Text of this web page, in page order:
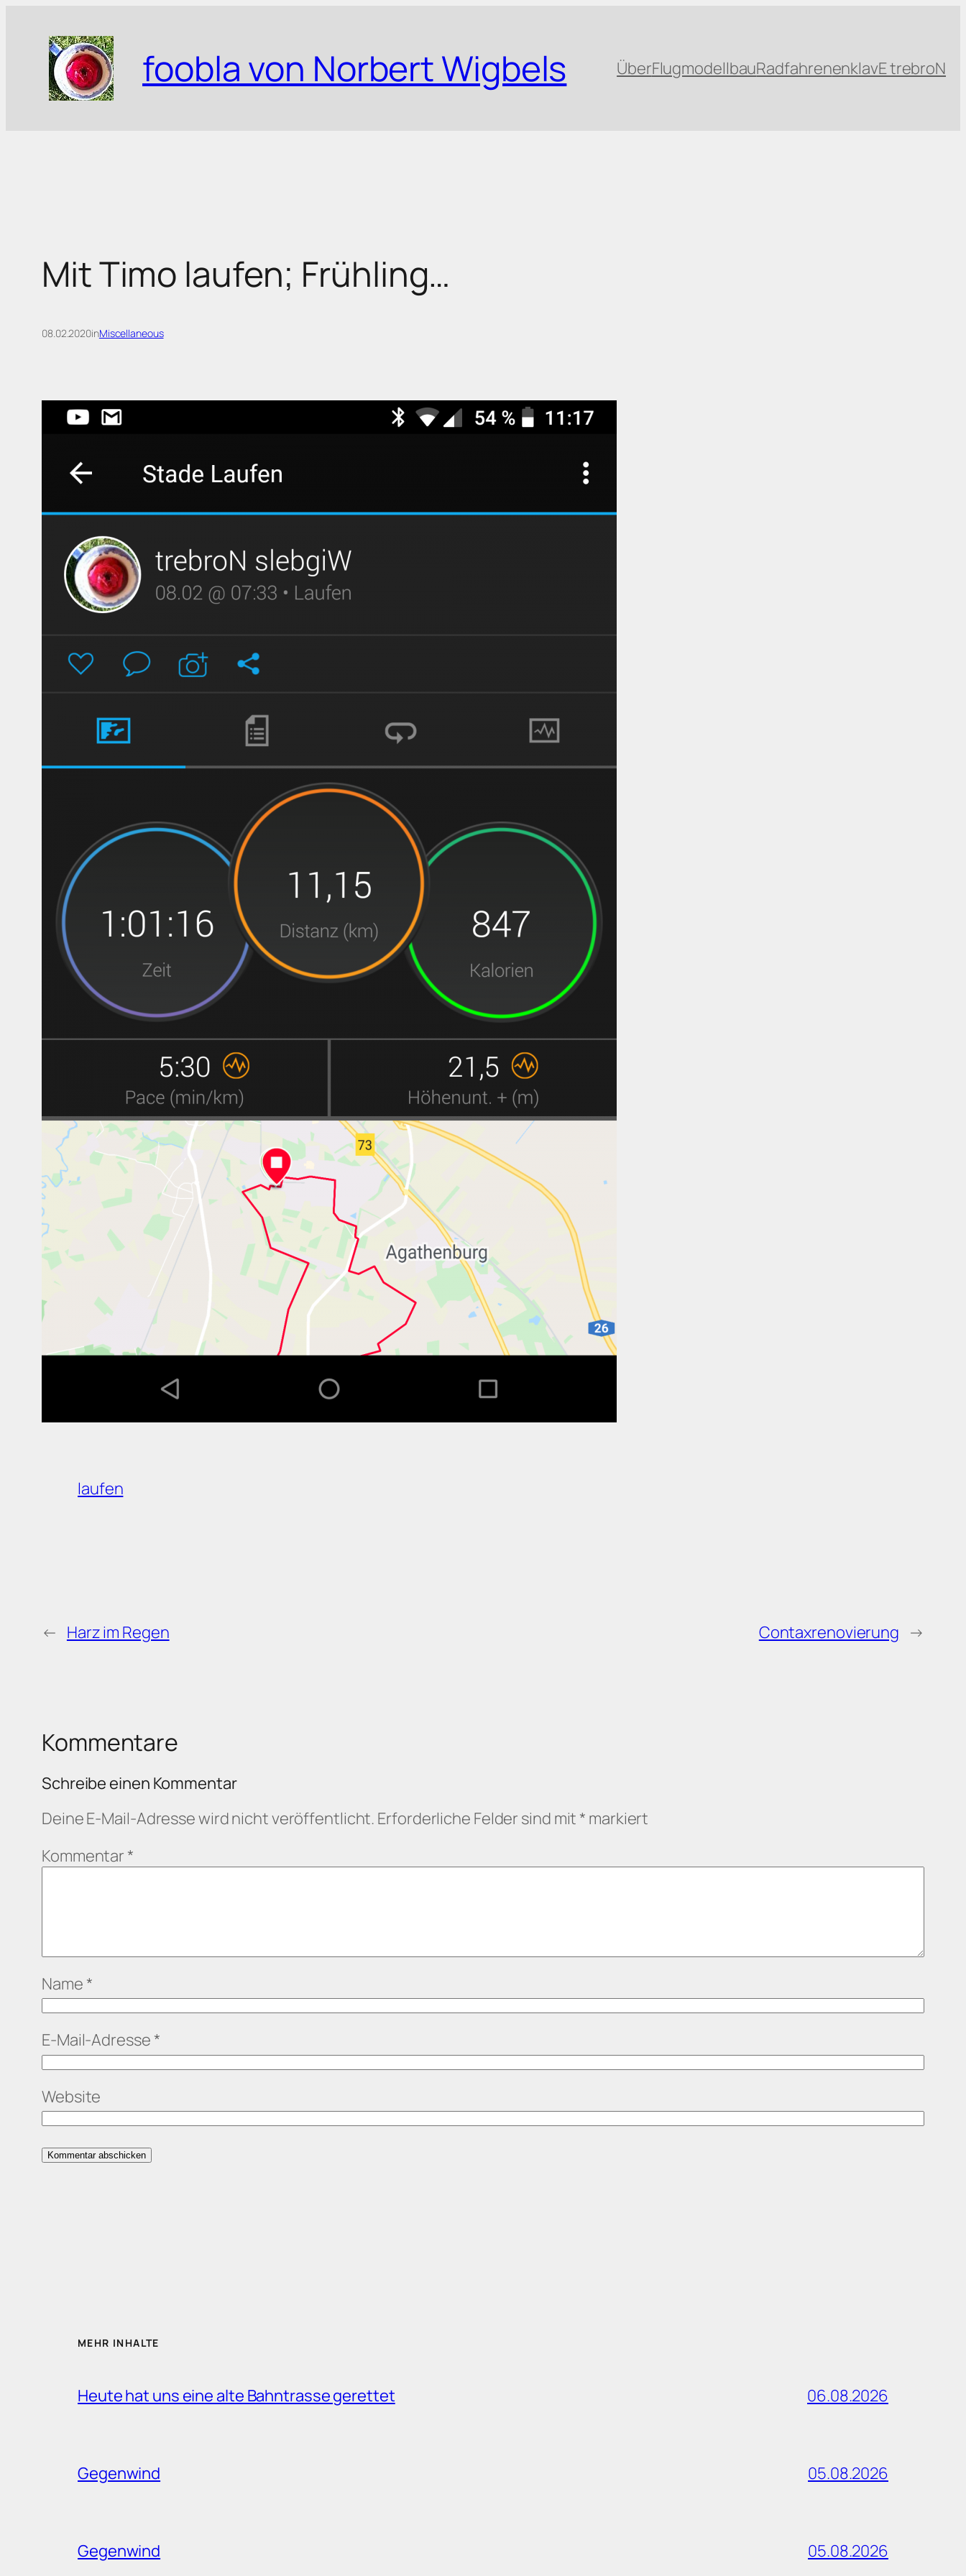
springen
foobla von Norbert Wigbels ÜberFlugmodellbauRadfahrenenklavE trebroN
Mit Timo laufen; Frühling…
08.02.2020inMiscellaneous
laufen
← Harz im Regen Contaxrenovierung →
Kommentare
Schreibe einen Kommentar
Deine E-Mail-Adresse wird nicht veröffentlicht. Erforderliche Felder sind mit * markiert
Kommentar *
Name *
E-Mail-Adresse *
Website
MEHR INHALTE
Heute hat uns eine alte Bahntrasse gerettet 06.08.2026
Gegenwind 05.08.2026
Gegenwind 05.08.2026